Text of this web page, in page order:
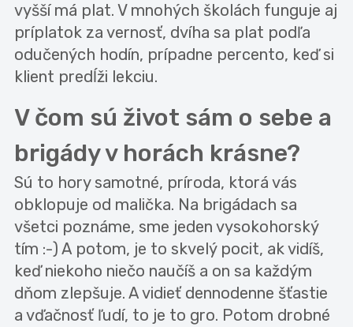
vyšší má plat. V mnohých školách funguje aj
príplatok za vernosť, dvíha sa plat podľa
odučených hodín, prípadne percento, keď si
klient predĺži lekciu.
V čom sú život sám o sebe a
brigády v horách krásne?
Sú to hory samotné, príroda, ktorá vás
obklopuje od malička. Na brigádach sa
všetci poznáme, sme jeden vysokohorský
tím :-) A potom, je to skvelý pocit, ak vidíš,
keď niekoho niečo naučíš a on sa každým
dňom zlepšuje. A vidieť dennodenne šťastie
a vďačnosť ľudí, to je to gro. Potom drobné